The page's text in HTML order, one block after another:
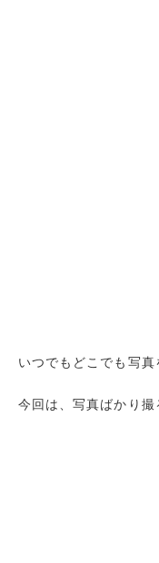
いつでもどこでも写真
今回は、写真ばかり撮